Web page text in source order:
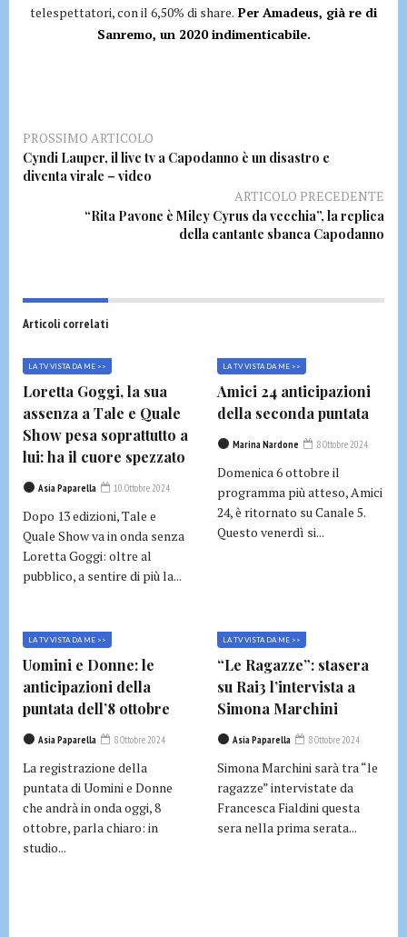
telespettatori, con il 6,50% di share. Per Amadeus, già re di
Sanremo, un 2020 indimenticabile.
PROSSIMO ARTICOLO
Cyndi Lauper, il live tv a Capodanno è un disastro e
diventa virale – video
ARTICOLO PRECEDENTE
“Rita Pavone è Miley Cyrus da vecchia”, la replica
della cantante sbanca Capodanno
Articoli correlati
LA TV VISTA DA ME >>
Loretta Goggi, la sua
assenza a Tale e Quale
Show pesa soprattutto a
lui: ha il cuore spezzato
Asia Paparella 10 Ottobre 2024
Dopo 13 edizioni, Tale e
Quale Show va in onda senza
Loretta Goggi: oltre al
pubblico, a sentire di più la...
LA TV VISTA DA ME >>
Amici 24 anticipazioni
della seconda puntata
Marina Nardone 8 Ottobre 2024
Domenica 6 ottobre il
programma più atteso, Amici
24, è ritornato su Canale 5.
Questo venerdì si...
LA TV VISTA DA ME >>
Uomini e Donne: le
anticipazioni della
puntata dell’8 ottobre
Asia Paparella 8 Ottobre 2024
La registrazione della
puntata di Uomini e Donne
che andrà in onda oggi, 8
ottobre, parla chiaro: in
studio...
LA TV VISTA DA ME >>
“Le Ragazze”: stasera
su Rai3 l’intervista a
Simona Marchini
Asia Paparella 8 Ottobre 2024
Simona Marchini sarà tra “le
ragazze” intervistate da
Francesca Fialdini questa
sera nella prima serata...